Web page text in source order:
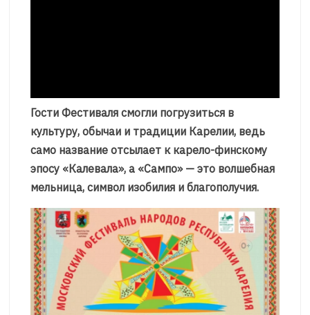
Гости Фестиваля смогли погрузиться в
культуру, обычаи и традиции Карелии, ведь
само название отсылает к карело-финскому
эпосу «Калевала», а «Сампо» — это волшебная
мельница, символ изобилия и благополучия.